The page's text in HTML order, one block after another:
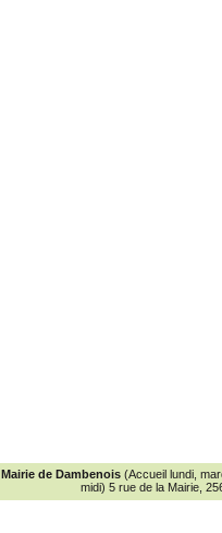
Mairie de Dambenois (Accueil lundi,
midi) 5 rue de la Mairie,